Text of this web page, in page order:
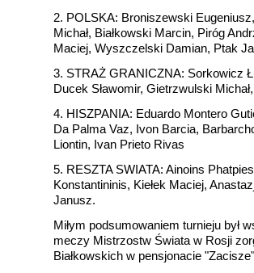
2. POLSKA: Broniszewski
Michał, Białkowski Marcin, Piróg
Maciej, Wyszczelski Damian, Ptak
3. STRAŻ GRANICZNA: Sorkowicz
Ducek Sławomir, Gietrzwulski
4. HISZPANIA: Eduardo Montero
Da Palma Vaz, Ivon Barcia,
Liontin, Ivan Prieto Rivas
5. RESZTA SWIATA: Ainoins
Konstantininis, Kiełek Maciej,
Janusz.
Miłym podsumowaniem turnieju był
meczy Mistrzostw Świata w Rosji
Białkowskich w pensjonacie